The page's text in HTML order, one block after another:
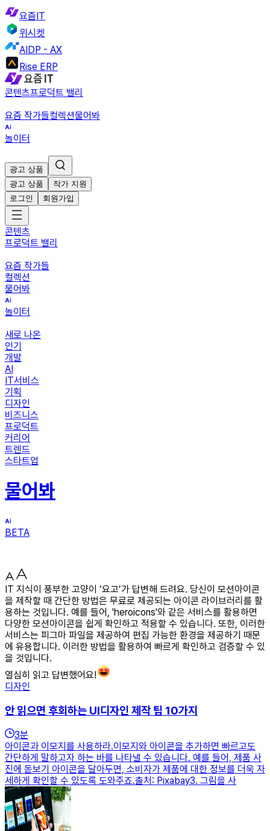
요즘IT
위시켓
AIDP - AX
Rise ERP
콘텐츠프로덕트 밸리
요즘 작가들컬렉션물어봐
놀이터
광고 상품
광고 상품
작가 지원
로그인
회원가입
콘텐츠
프로덕트 밸리
요즘 작가들
컬렉션
물어봐
놀이터
새로 나온
인기
개발
AI
IT서비스
기획
디자인
비즈니스
프로덕트
커리어
트렌드
스타트업
물어봐
BETA
IT 지식이 풍부한 고양이 ‘요고’가 답변해 드려요. 당신이 모션아이콘
을 제작할 때 간단한 방법은 무료로 제공되는 아이콘 라이브러리를 활
용하는 것입니다. 예를 들어, 'heroicons'와 같은 서비스를 활용하면
다양한 모션아이콘을 쉽게 확인하고 적용할 수 있습니다. 또한, 이러한
서비스는 피그마 파일을 제공하여 편집 가능한 환경을 제공하기 때문
에 유용합니다. 이러한 방법을 활용하여 빠르게 확인하고 검증할 수 있
을 것입니다.
열심히 읽고 답변했어요!
디자인
안 읽으면 후회하는 UI디자인 제작 팁 10가지
3분
아이콘과 이모지를 사용하라.이모지와 아이콘을 추가하면 빠르고도
간단하게 말하고자 하는 바를 나타낼 수 있습니다. 예를 들어, 제품 사
진에 돋보기 아이콘을 달아두면, 소비자가 제품에 대한 정보를 더욱 자
세하게 확인할 수 있도록 도와주죠.출처: Pixabay3. 그림을 사